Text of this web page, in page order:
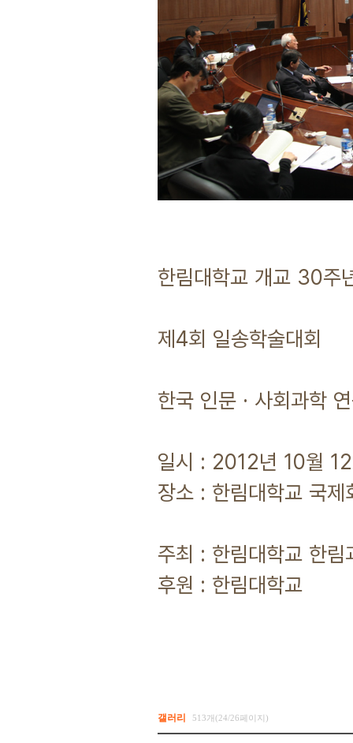
한림대학교 개교 30주
제4회 일송학술대회
한국 인문 · 사회과학
일시 : 2012년 10월
장소 : 한림대학교 국제
주최 : 한림대학교 한
후원 : 한림대학교
갤러리 513개(24/26페이지)